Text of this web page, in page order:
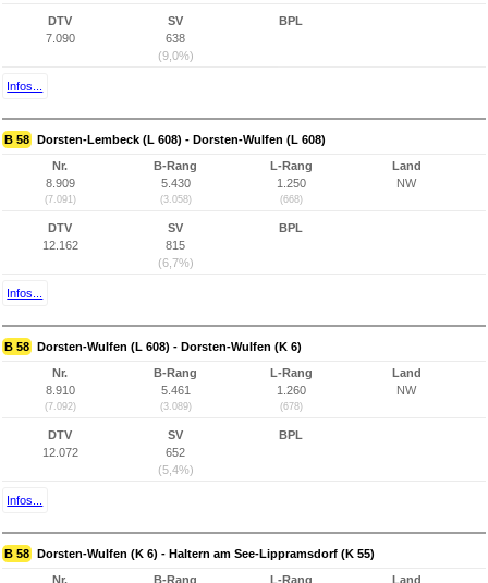
DTV
7.090
SV
638
(9,0%)
BPL
Infos...
B 58 Dorsten-Lembeck (L 608) - Dorsten-Wulfen (L 608)
Nr.
8.909
(7.091)
B-Rang
5.430
(3.058)
L-Rang
1.250
(668)
Land
NW
DTV
12.162
SV
815
(6,7%)
BPL
Infos...
B 58 Dorsten-Wulfen (L 608) - Dorsten-Wulfen (K 6)
Nr.
8.910
(7.092)
B-Rang
5.461
(3.089)
L-Rang
1.260
(678)
Land
NW
DTV
12.072
SV
652
(5,4%)
BPL
Infos...
B 58 Dorsten-Wulfen (K 6) - Haltern am See-Lippramsdorf (K 55)
Nr.
B-Rang
L-Rang
Land